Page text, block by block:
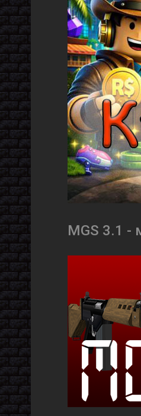
MGS 3.1 -